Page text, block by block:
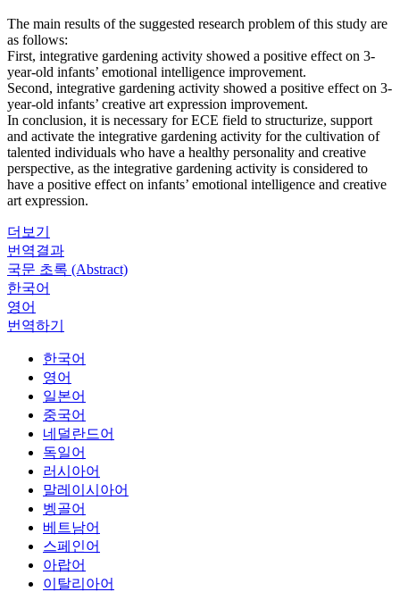
The main results of the suggested research problem of this study are
as follows:
First, integrative gardening activity showed a positive effect on 3-
year-old infants’ emotional intelligence improvement.
Second, integrative gardening activity showed a positive effect on 3-
year-old infants’ creative art expression improvement.
In conclusion, it is necessary for ECE field to structurize, support
and activate the integrative gardening activity for the cultivation of
talented individuals who have a healthy personality and creative
perspective, as the integrative gardening activity is considered to
have a positive effect on infants’ emotional intelligence and creative
art expression.
더보기
번역결과
국문 초록 (Abstract)
한국어
영어
번역하기
한국어
영어
일본어
중국어
네덜란드어
독일어
러시아어
말레이시아어
벵골어
베트남어
스페인어
아랍어
이탈리아어